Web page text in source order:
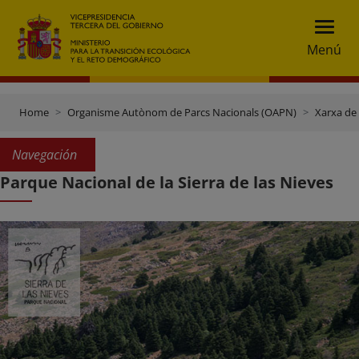
Menú
Home Organisme Autònom de Parcs Nacionals (OAPN) Xarxa
Navegación
Parque Nacional de la Sierra de las Nieves